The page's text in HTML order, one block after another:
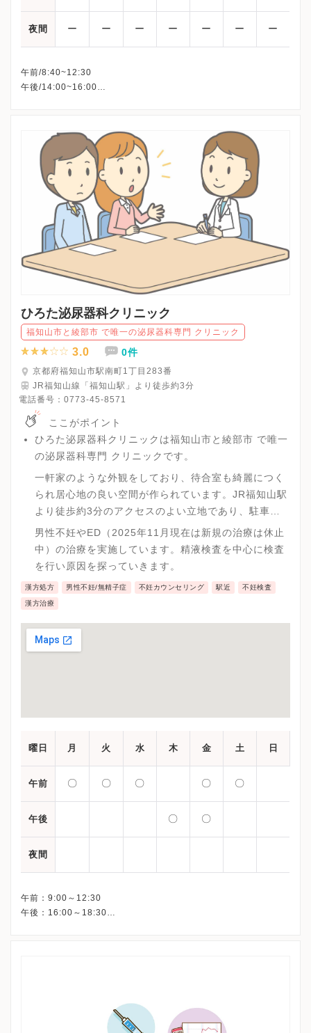
夜間 ー ー ー ー ー ー ー
午前/8:40~12:30
午後/14:00~16:00
ひろた泌尿器科クリニック
福知山市と綾部市 で唯一の泌尿器科専門 クリニック
3.0 0件
京都府福知山市駅南町1丁目283番
JR福知山線「福知山駅」より徒歩約3分
電話番号： 0773-45-8571
ここがポイント
ひろた泌尿器科クリニックは福知山市と綾部市 で唯一
の泌尿器科専門 クリニックです。
一軒家のような外観をしており、待合室も綺麗につく
られ居心地の良い空間が作られています。JR福知山駅
より徒歩約3分のアクセスのよい立地であり、駐車場
も10台と広大なスペースがあり、通いやすいクリニッ
クです。
男性不妊やED（2025年11月現在は新規の治療は休止
中）の治療を実施しています。精液検査を中心に検査
を行い原因を探っていきます。
漢方処方 男性不妊/無精子症 不妊カウンセリング 駅近 不妊検査
漢方治療
曜日 月 火 水 木 金 土 日
午前 〇 〇 〇 〇 〇
午後 〇 〇
夜間
午前：9:00～12:30
午後：16:00～18:30